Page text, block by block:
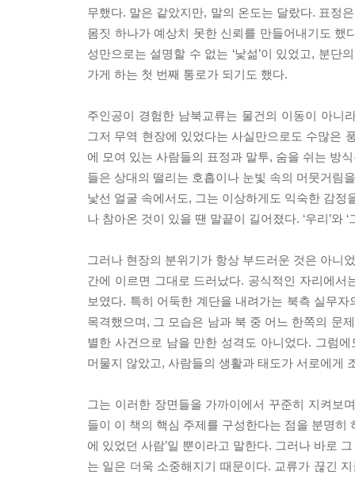
무했다. 말은 같았지만, 말의 온도는 달랐다. 표정
몸짓 하나가 예상치 못한 신뢰를 만들어내기도 했
성만으로는 설명할 수 없는 ‘낯섦’이 있었고, 분단
가게 하는 첫 번째 통로가 되기도 했다.
주인공이 경험한 남북교류는 물건의 이동이 아니
그저 무역 현장에 있었다는 사실만으로도 수많은
에 모여 있는 사람들의 표정과 말투, 숨을 쉬는 방
들은 상대의 떨리는 호흡이나 눈빛 속의 머뭇거림
낯선 얼굴 속에서도, 그는 이상하게도 익숙한 감
나 참아온 것이 있을 땐 말끝이 길어졌다. ‘우리’와
그러나 현장의 분위기가 항상 부드러운 것은 아니
간에 이르면 그대로 드러났다. 공식적인 자리에
보였다. 특히 어둑한 계단을 내려가는 북측 실무
목격했으며, 그 모습은 남과 북 중 어느 한쪽의 문
별한 사건으로 남을 만한 성격도 아니었다. 그럼
머물지 않았고, 사람들의 생활과 태도가 서로에게
그는 이러한 장면들을 가까이에서 꾸준히 지켜보
들이 이 책의 핵심 주제를 구성한다는 점을 분명히
에 있었던 사람’일 뿐이라고 말한다. 그러나 바로
는 일은 더욱 소중해지기 때문이다. 교류가 끊긴